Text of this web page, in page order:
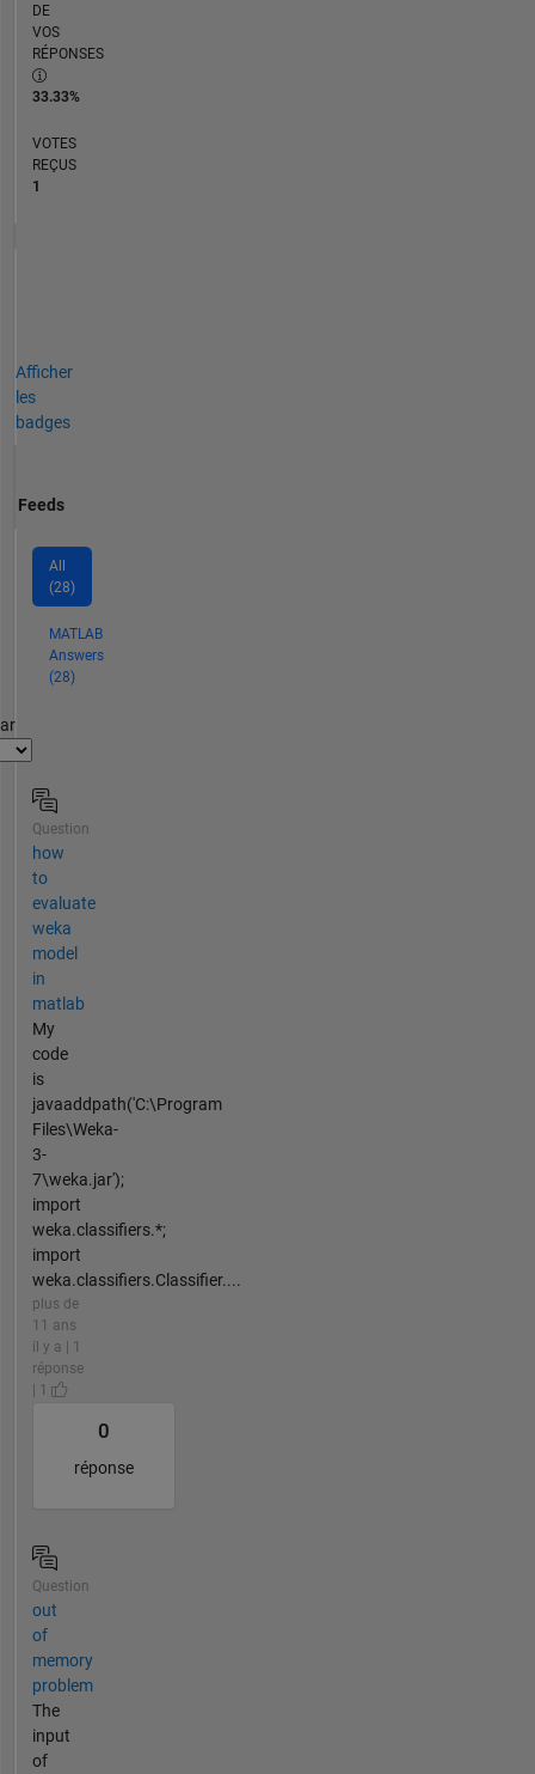
DE
VOS
RÉPONSES
33.33%
VOTES
REÇUS
1
Afficher
les
badges
Feeds
All
(28)
MATLAB
Answers
(28)
Question
how
to
evaluate
weka
model
in
matlab
My
code
is
javaaddpath('C:\Program
Files\Weka-
3-
7\weka.jar');
import
weka.classifiers.*;
import
weka.classifiers.Classifier....
plus de
11 ans
il y a | 1
réponse
| 1
0
réponse
Question
out
of
memory
problem
The
input
of